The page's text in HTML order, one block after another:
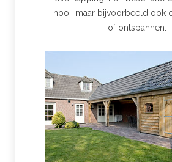
hooi, maar bijvoorbeeld ook
of ontspannen.